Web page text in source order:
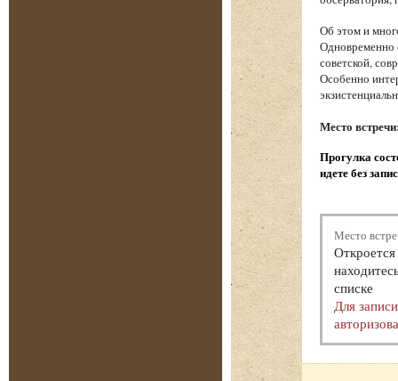
Об этом и
Одновременно
советской,
Особенно
Место
Прогулка
идете без
Место
списке
Для